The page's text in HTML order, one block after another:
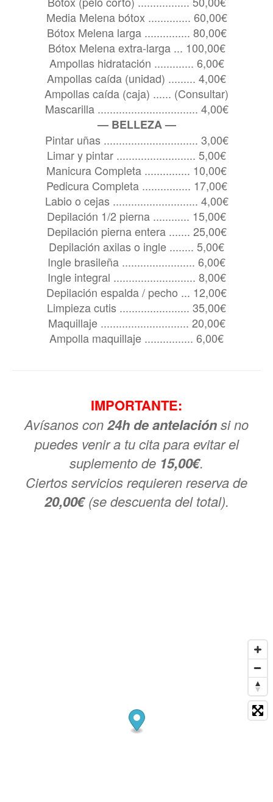
Media Melena bótox .............. 60,00€
Bótox Melena larga ............... 80,00€
Bótox Melena extra-larga ... 100,00€
Ampollas hidratación ............. 6,00€
Ampollas caída (unidad) ......... 4,00€
Ampollas caída (caja) ...... (Consultar)
Mascarilla ................................. 4,00€
— BELLEZA —
Pintar uñas ............................... 3,00€
Limar y pintar .......................... 5,00€
Manicura Completa ............... 10,00€
Pedicura Completa ................ 17,00€
Labio o cejas ............................ 4,00€
Depilación 1/2 pierna ............ 15,00€
Depilación pierna entera ....... 25,00€
Depilación axilas o ingle ........ 5,00€
Ingle brasileña ........................ 6,00€
Ingle integral ........................... 8,00€
Depilación espalda / pecho ... 12,00€
Limpieza cutis ....................... 35,00€
Maquillaje ............................. 20,00€
Ampolla maquillaje ................ 6,00€
IMPORTANTE:
Avísanos con24h de antelaciónsi no
puedes venir a tu cita para evitar el
suplemento de 15,00€.
Ciertos servicios requieren reserva de
20,00€(se descuenta del total).